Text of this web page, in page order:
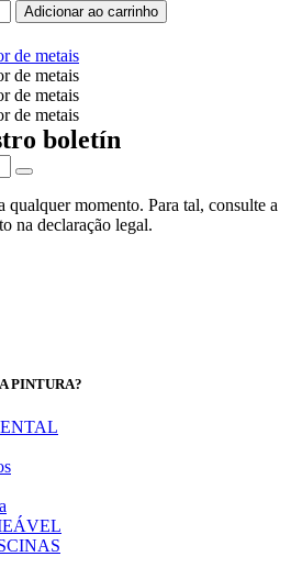
Adicionar ao carrinho
boletín
qualquer momento. Para tal, consulte a
na declaração legal.
PINTURA?